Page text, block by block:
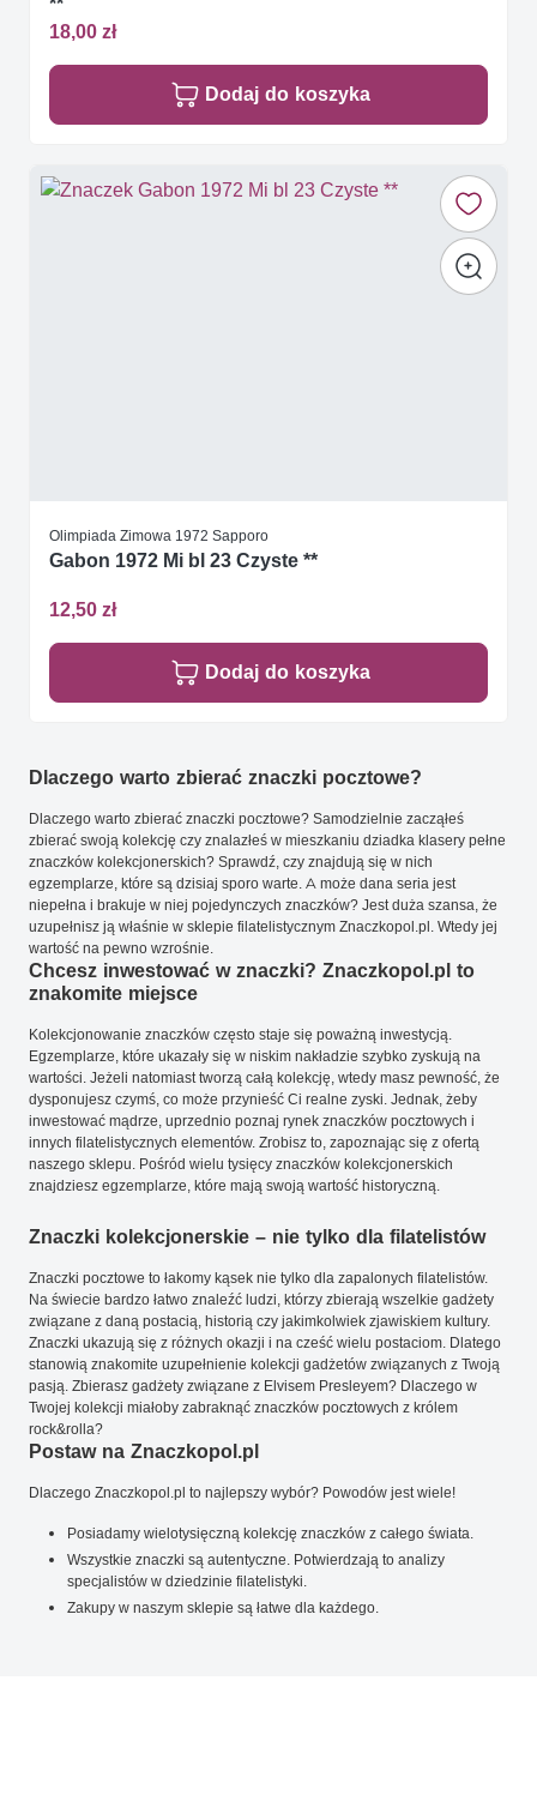
**
18,00 zł
Dodaj do koszyka
Olimpiada Zimowa 1972 Sapporo
Gabon 1972 Mi bl 23 Czyste **
12,50 zł
Dodaj do koszyka
Dlaczego warto zbierać znaczki pocztowe?
Dlaczego warto zbierać znaczki pocztowe? Samodzielnie zacząłeś
zbierać swoją kolekcję czy znalazłeś w mieszkaniu dziadka klasery pełne
znaczków kolekcjonerskich? Sprawdź, czy znajdują się w nich
egzemplarze, które są dzisiaj sporo warte. A może dana seria jest
niepełna i brakuje w niej pojedynczych znaczków? Jest duża szansa, że
uzupełnisz ją właśnie w sklepie filatelistycznym Znaczkopol.pl. Wtedy jej
wartość na pewno wzrośnie.
Chcesz inwestować w znaczki? Znaczkopol.pl to
znakomite miejsce
Kolekcjonowanie znaczków często staje się poważną inwestycją.
Egzemplarze, które ukazały się w niskim nakładzie szybko zyskują na
wartości. Jeżeli natomiast tworzą całą kolekcję, wtedy masz pewność, że
dysponujesz czymś, co może przynieść Ci realne zyski. Jednak, żeby
inwestować mądrze, uprzednio poznaj rynek znaczków pocztowych i
innych filatelistycznych elementów. Zrobisz to, zapoznając się z ofertą
naszego sklepu. Pośród wielu tysięcy znaczków kolekcjonerskich
znajdziesz egzemplarze, które mają swoją wartość historyczną.
Znaczki kolekcjonerskie – nie tylko dla filatelistów
Znaczki pocztowe to łakomy kąsek nie tylko dla zapalonych filatelistów.
Na świecie bardzo łatwo znaleźć ludzi, którzy zbierają wszelkie gadżety
związane z daną postacią, historią czy jakimkolwiek zjawiskiem kultury.
Znaczki ukazują się z różnych okazji i na cześć wielu postaciom. Dlatego
stanowią znakomite uzupełnienie kolekcji gadżetów związanych z Twoją
pasją. Zbierasz gadżety związane z Elvisem Presleyem? Dlaczego w
Twojej kolekcji miałoby zabraknąć znaczków pocztowych z królem
rock&rolla?
Postaw na Znaczkopol.pl
Dlaczego Znaczkopol.pl to najlepszy wybór? Powodów jest wiele!
Posiadamy wielotysięczną kolekcję znaczków z całego świata.
Wszystkie znaczki są autentyczne. Potwierdzają to analizy
specjalistów w dziedzinie filatelistyki.
Zakupy w naszym sklepie są łatwe dla każdego.